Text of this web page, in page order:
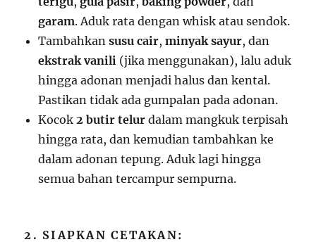
garam. Aduk rata dengan whisk atau sendok.
Tambahkansusu cair,minyak sayur, dan
ekstrak vanili (jika menggunakan), lalu aduk
hingga adonan menjadi halus dan kental.
Pastikan tidak ada gumpalan pada adonan.
Kocok2 butir telur dalam mangkuk terpisah
hingga rata, dan kemudian tambahkan ke
dalam adonan tepung. Aduk lagi hingga
semua bahan tercampur sempurna.
2. SIAPKAN CETAKAN: